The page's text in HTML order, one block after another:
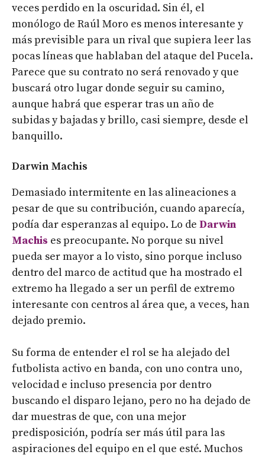
veces perdido en la oscuridad. Sin él, el
monólogo de Raúl Moro es menos interesante y
más previsible para un rival que supiera leer las
pocas líneas que hablaban del ataque del Pucela.
Parece que su contrato no será renovado y que
buscará otro lugar donde seguir su camino,
aunque habrá que esperar tras un año de
subidas y bajadas y brillo, casi siempre, desde el
banquillo.
Darwin Machis
Demasiado intermitente en las alineaciones a
pesar de que su contribución, cuando aparecía,
podía dar esperanzas al equipo. Lo de Darwin
Machis es preocupante. No porque su nivel
pueda ser mayor a lo visto, sino porque incluso
dentro del marco de actitud que ha mostrado el
extremo ha llegado a ser un perfil de extremo
interesante con centros al área que, a veces, han
dejado premio.
Su forma de entender el rol se ha alejado del
futbolista activo en banda, con uno contra uno,
velocidad e incluso presencia por dentro
buscando el disparo lejano, pero no ha dejado de
dar muestras de que, con una mejor
predisposición, podría ser más útil para las
aspiraciones del equipo en el que esté. Muchos